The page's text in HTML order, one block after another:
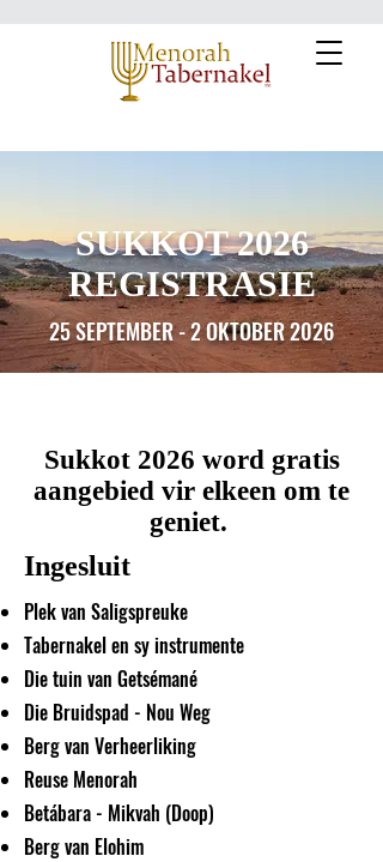
SUKKOT 2026
REGISTRASIE
25 SEPTEMBER - 2 OKTOBER 2026
Sukkot 2026 word gratis
aangebied vir elkeen om te
geniet.
Ingesluit
Plek van Saligspreuke
Tabernakel en sy instrumente
Die tuin van Getsémané
Die Bruidspad - Nou Weg
Berg van Verheerliking
Reuse Menorah
Betábara - Mikvah (Doop)
Berg van Elohim